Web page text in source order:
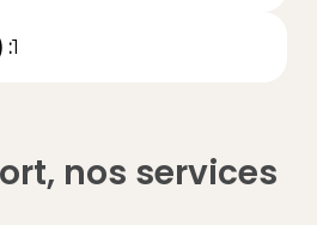
:1
nos services